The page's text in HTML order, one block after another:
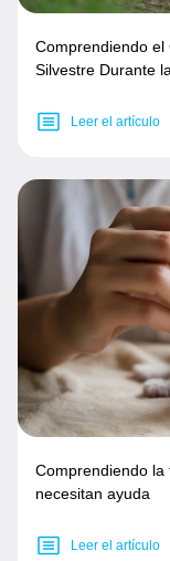
Comprendiendo el
Silvestre Durante
Leer el artículo
Comprendiendo
necesitan ayuda
Leer el artículo